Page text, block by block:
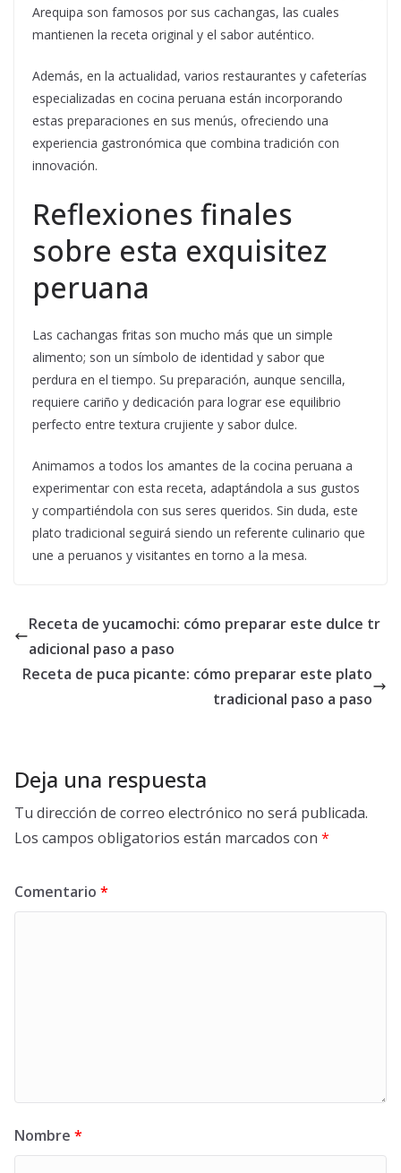
Arequipa son famosos por sus cachangas, las cuales
mantienen la receta original y el sabor auténtico.
Además, en la actualidad, varios restaurantes y cafeterías
especializadas en cocina peruana están incorporando
estas preparaciones en sus menús, ofreciendo una
experiencia gastronómica que combina tradición con
innovación.
Reflexiones finales
sobre esta exquisitez
peruana
Las cachangas fritas son mucho más que un simple
alimento; son un símbolo de identidad y sabor que
perdura en el tiempo. Su preparación, aunque sencilla,
requiere cariño y dedicación para lograr ese equilibrio
perfecto entre textura crujiente y sabor dulce.
Animamos a todos los amantes de la cocina peruana a
experimentar con esta receta, adaptándola a sus gustos
y compartiéndola con sus seres queridos. Sin duda, este
plato tradicional seguirá siendo un referente culinario que
une a peruanos y visitantes en torno a la mesa.
Receta de yucamochi: cómo preparar este dulce tr
adicional paso a paso
Receta de puca picante: cómo preparar este plato
tradicional paso a paso
Deja una respuesta
Tu dirección de correo electrónico no será publicada.
Los campos obligatorios están marcados con *
Comentario *
Nombre *